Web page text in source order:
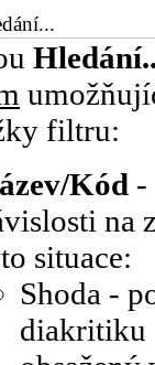
filtru:
Kód -
na
situace:
Shoda -
diakritiku